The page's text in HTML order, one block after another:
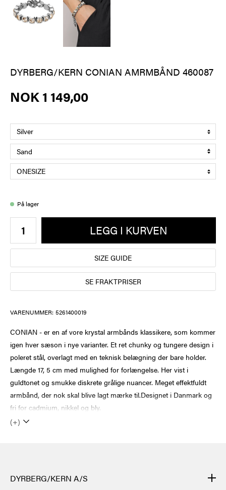
DYRBERG/KERN CONIAN AMRMBÅND 460087
NOK 1 149,00
På lager
LEGG I KURVEN
SIZE GUIDE
SE FRAKTPRISER
VARENUMMER: 5261400019
CONIAN - er en af vore krystal armbånds klassikere, som kommer
igen hver sæson i nye varianter. Et ret chunky og tungere design i
poleret stål, overlagt med en teknisk belægning der bare holder.
Længde 17, 5 cm med mulighed for forlængelse. Her vist i
guldtonet og smukke diskrete grålige nuancer. Meget effektfuldt
armbånd, der nok skal blive lagt mærke til.Designet i Danmark og
fri for cadmium, nikkel og bly.
(+)
DYRBERG/KERN A/S